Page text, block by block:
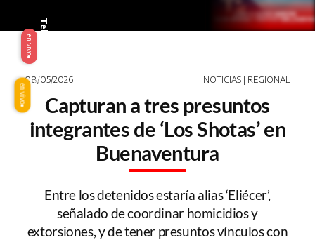
08/05/2026 NOTICIAS | REGIONAL
Capturan a tres presuntos
integrantes de ‘Los Shotas’ en
Buenaventura
Entre los detenidos estaría alias ‘Eliécer’,
señalado de coordinar homicidios y
extorsiones, y de tener presuntos vínculos con
Telepacífico
en vivo
en vivo